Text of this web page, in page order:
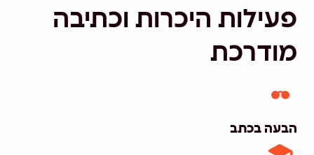
פעילות היכרות וכתיבה
מודרכת
הבעה בכתב